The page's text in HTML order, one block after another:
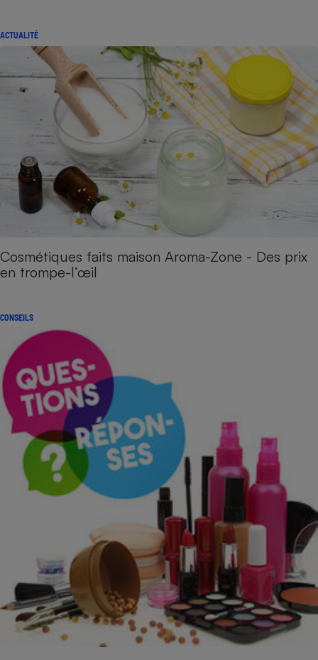
ACTUALITÉ
Cosmétiques faits maison Aroma-Zone - Des prix
en trompe-l’œil
CONSEILS